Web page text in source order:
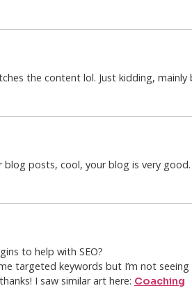
the content lol. Just kidding,
blog posts, cool, your blog is very good.
to help with SEO?
targeted keywords but I’m not
I saw similar art here: Coaching